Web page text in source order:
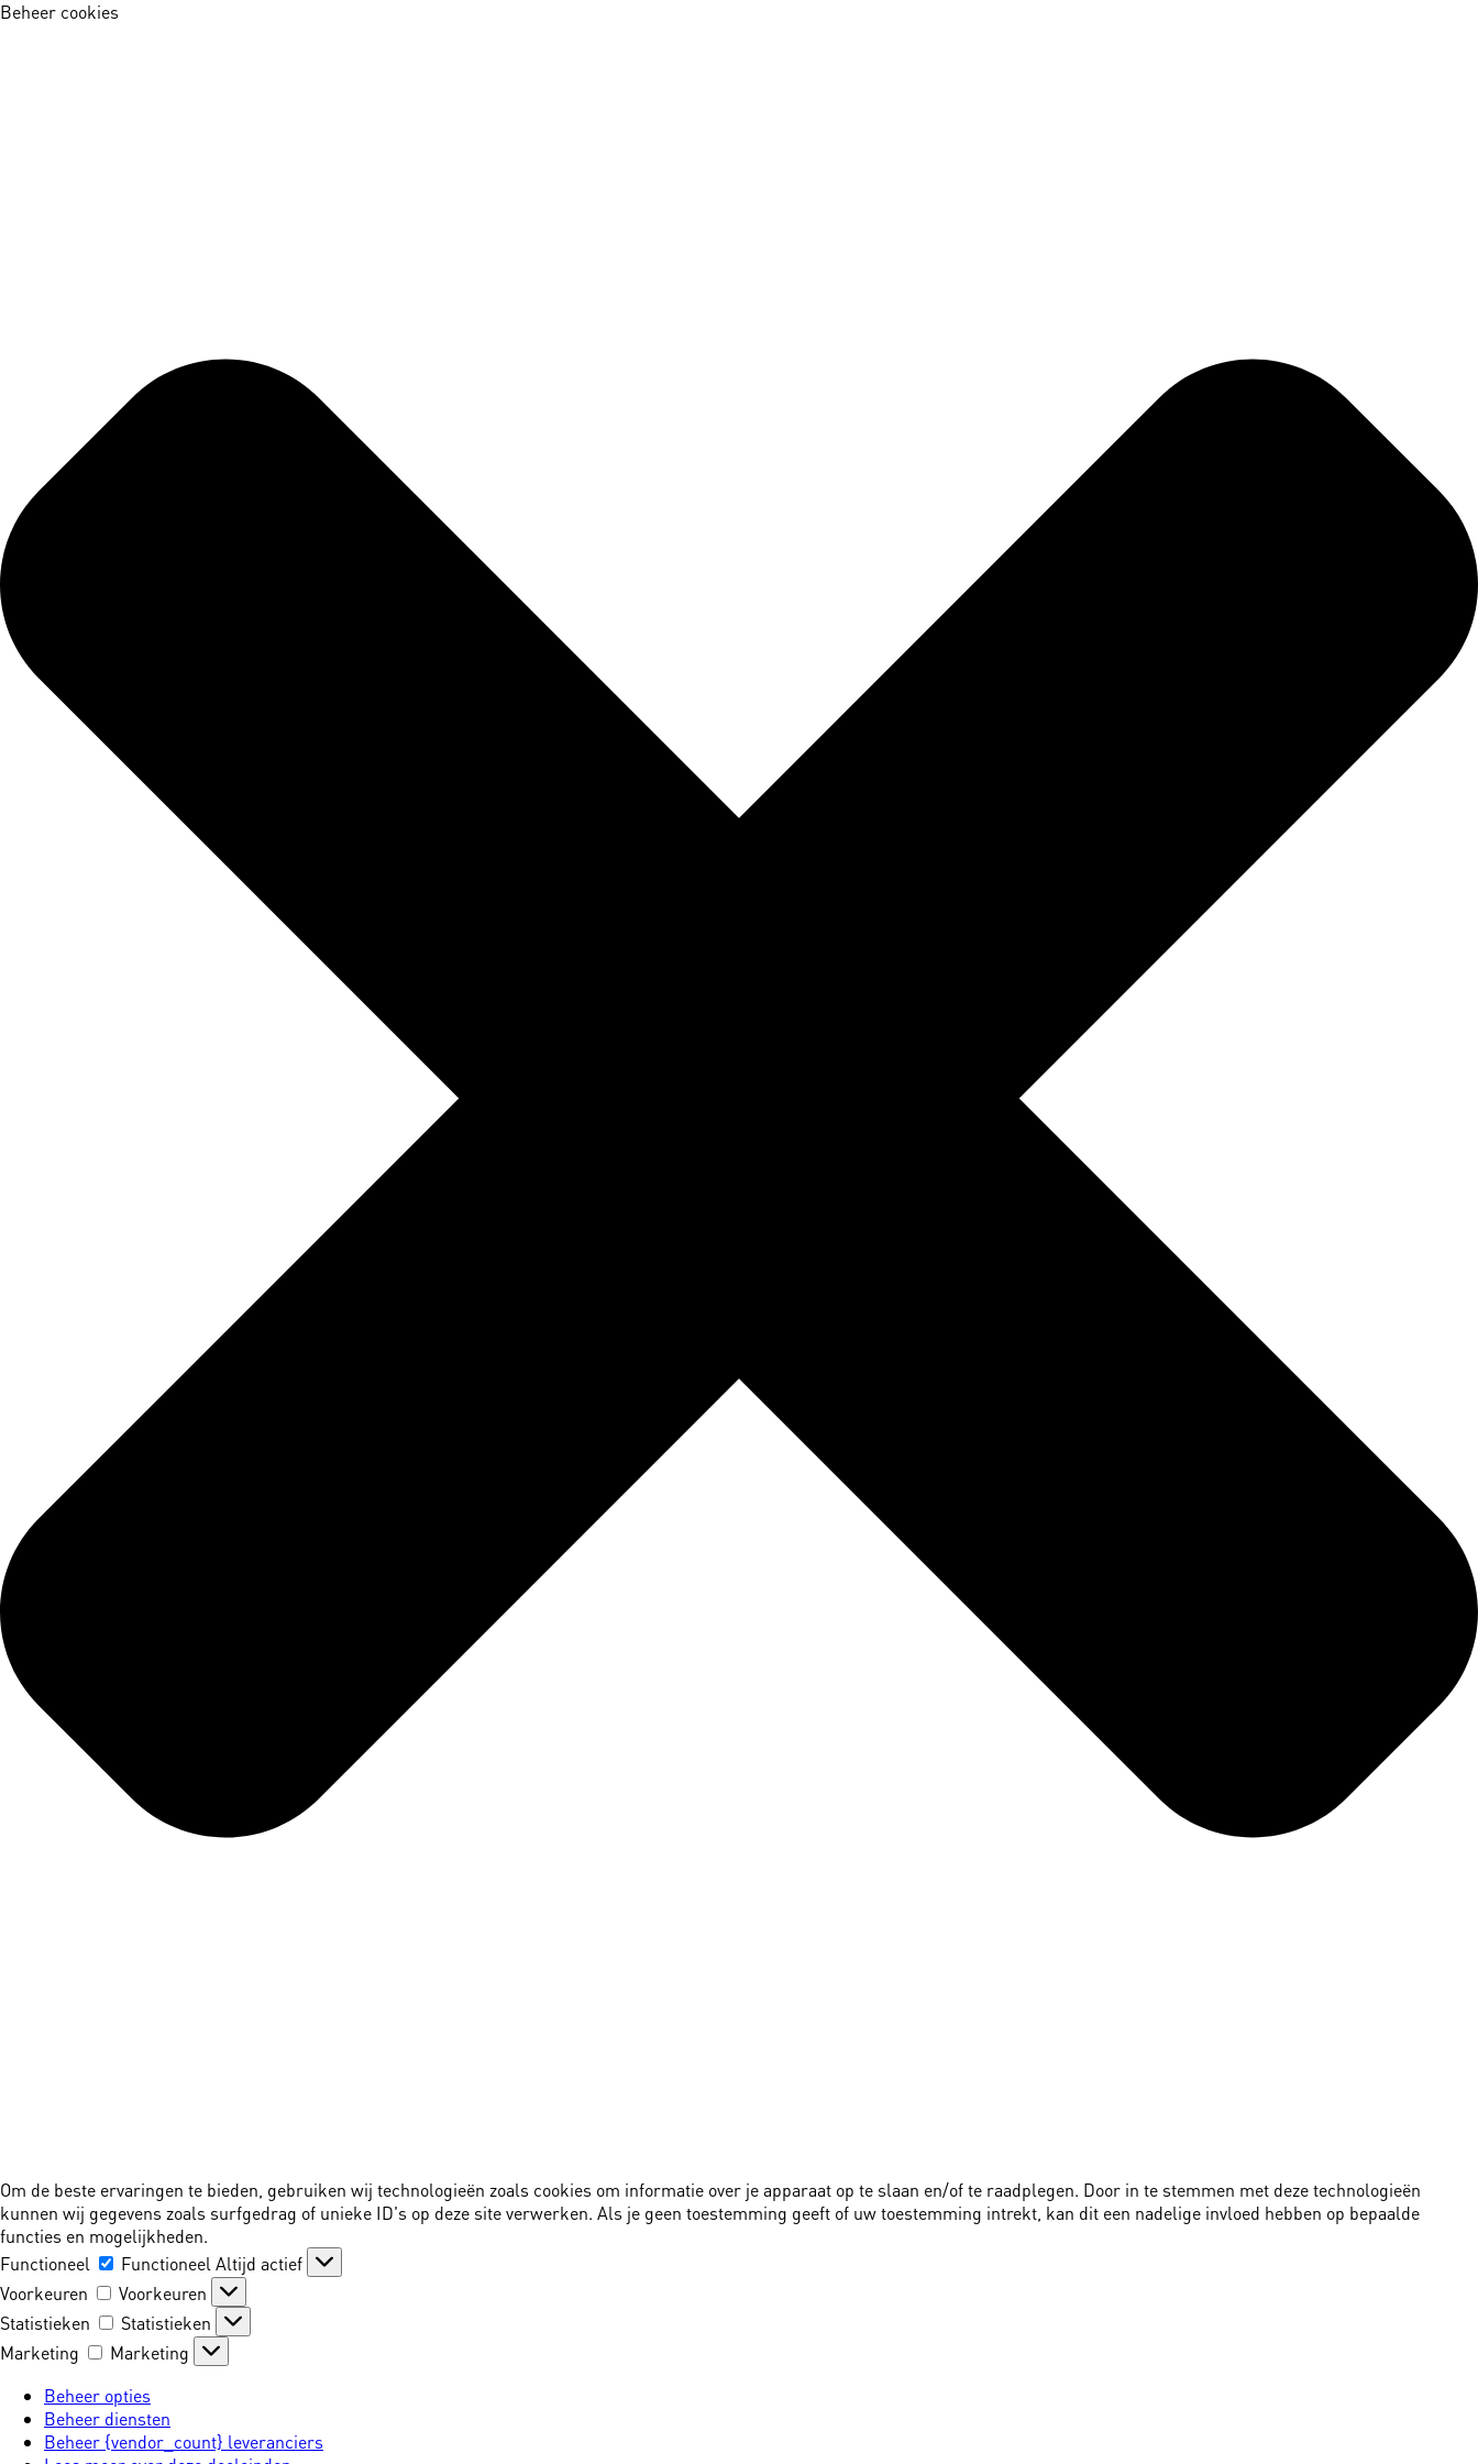
Beheer cookies
Om de beste ervaringen te bieden, gebruiken wij technologieën zoals cookies om informatie over je apparaat op te slaan en/of te raadplegen. Door in te stemmen met deze technologieën
kunnen wij gegevens zoals surfgedrag of unieke ID's op deze site verwerken. Als je geen toestemming geeft of uw toestemming intrekt, kan dit een nadelige invloed hebben op bepaalde
functies en mogelijkheden.
Functioneel
Functioneel Altijd actief
Voorkeuren
Voorkeuren
Statistieken
Statistieken
Marketing
Marketing
Beheer opties
Beheer diensten
Beheer {vendor_count} leveranciers